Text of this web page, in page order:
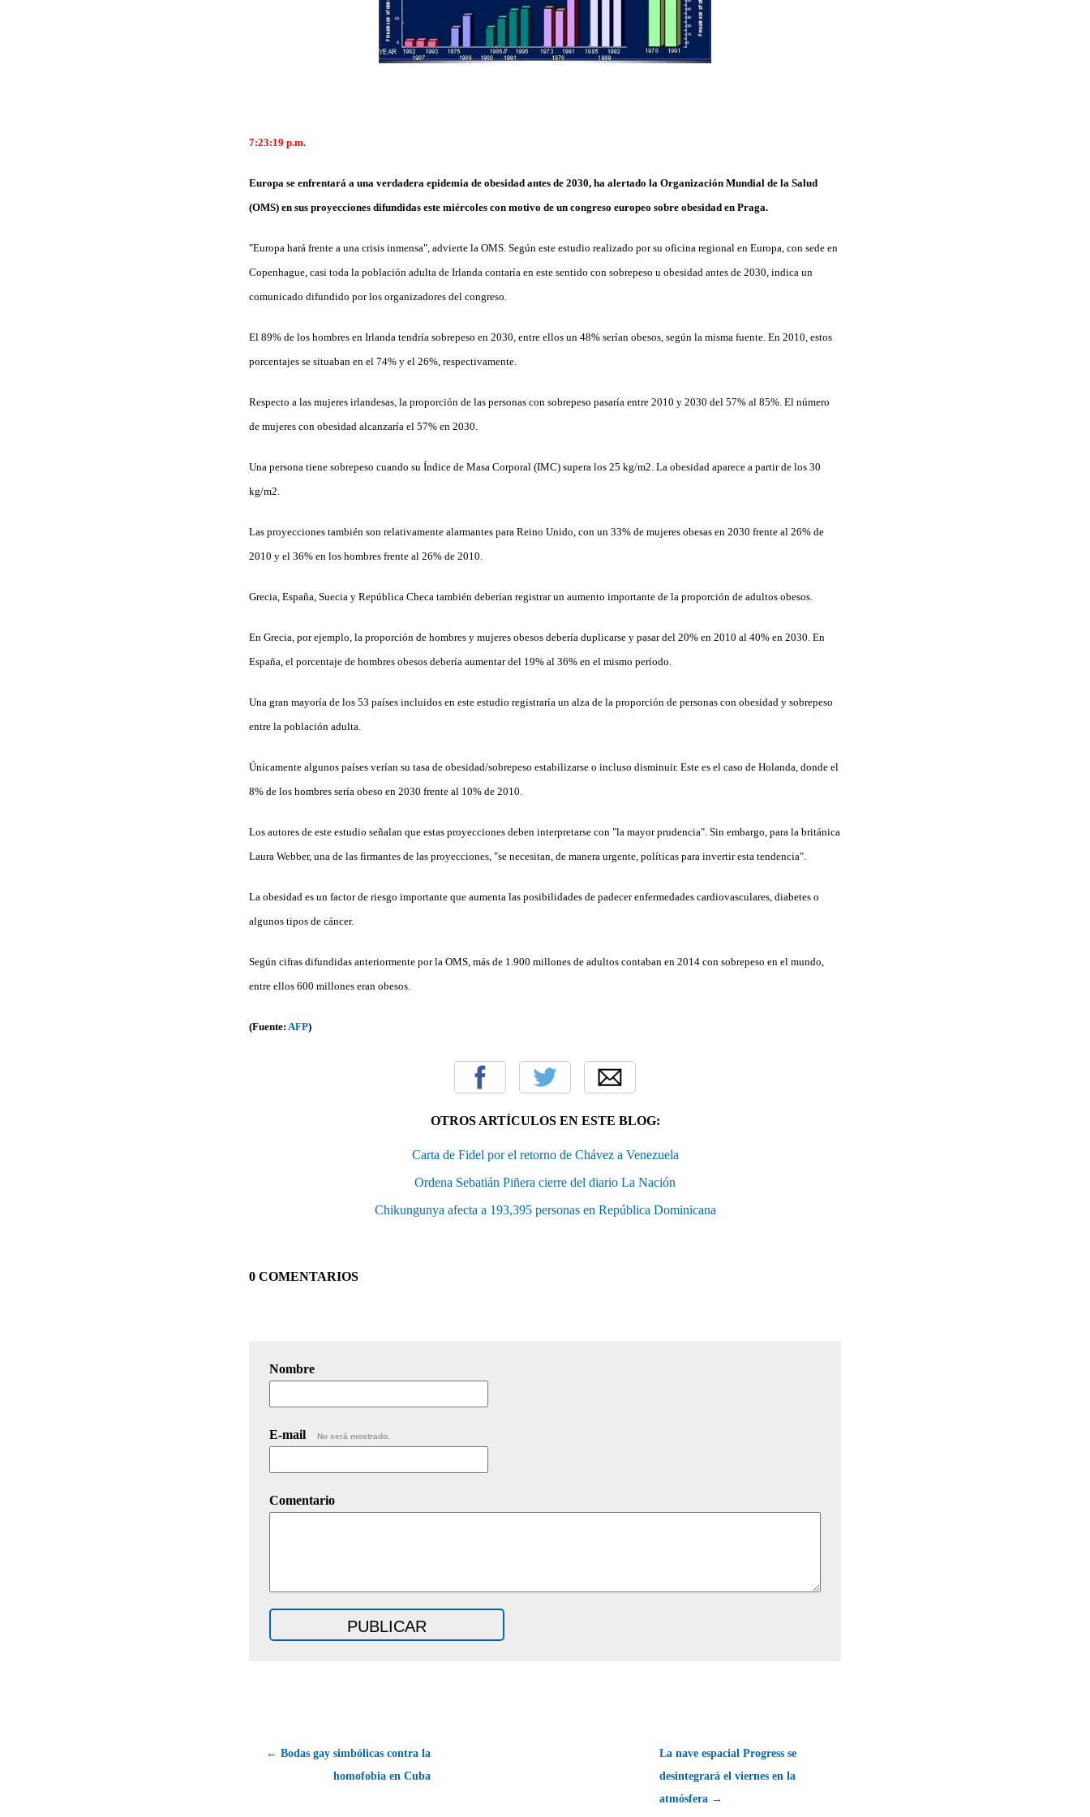
7:23:19 p.m.
Europa se enfrentará a una verdadera epidemia de obesidad antes de 2030, ha alertado la Organización Mundial de la Salud
(OMS) en sus proyecciones difundidas este miércoles con motivo de un congreso europeo sobre obesidad en Praga.
"Europa hará frente a una crisis inmensa", advierte la OMS. Según este estudio realizado por su oficina regional en Europa, con sede en
Copenhague, casi toda la población adulta de Irlanda contaría en este sentido con sobrepeso u obesidad antes de 2030, indica un
comunicado difundido por los organizadores del congreso.
El 89% de los hombres en Irlanda tendría sobrepeso en 2030, entre ellos un 48% serían obesos, según la misma fuente. En 2010, estos
porcentajes se situaban en el 74% y el 26%, respectivamente.
Respecto a las mujeres irlandesas, la proporción de las personas con sobrepeso pasaría entre 2010 y 2030 del 57% al 85%. El número
de mujeres con obesidad alcanzaría el 57% en 2030.
Una persona tiene sobrepeso cuando su Índice de Masa Corporal (IMC) supera los 25 kg/m2. La obesidad aparece a partir de los 30
kg/m2.
Las proyecciones también son relativamente alarmantes para Reino Unido, con un 33% de mujeres obesas en 2030 frente al 26% de
2010 y el 36% en los hombres frente al 26% de 2010.
Grecia, España, Suecia y República Checa también deberían registrar un aumento importante de la proporción de adultos obesos.
En Grecia, por ejemplo, la proporción de hombres y mujeres obesos debería duplicarse y pasar del 20% en 2010 al 40% en 2030. En
España, el porcentaje de hombres obesos debería aumentar del 19% al 36% en el mismo período.
Una gran mayoría de los 53 países incluidos en este estudio registraría un alza de la proporción de personas con obesidad y sobrepeso
entre la población adulta.
Únicamente algunos países verían su tasa de obesidad/sobrepeso estabilizarse o incluso disminuir. Este es el caso de Holanda, donde el
8% de los hombres sería obeso en 2030 frente al 10% de 2010.
Los autores de este estudio señalan que estas proyecciones deben interpretarse con "la mayor prudencia". Sin embargo, para la británica
Laura Webber, una de las firmantes de las proyecciones, "se necesitan, de manera urgente, políticas para invertir esta tendencia".
La obesidad es un factor de riesgo importante que aumenta las posibilidades de padecer enfermedades cardiovasculares, diabetes o
algunos tipos de cáncer.
Según cifras difundidas anteriormente por la OMS, más de 1.900 millones de adultos contaban en 2014 con sobrepeso en el mundo,
entre ellos 600 millones eran obesos.
(Fuente: AFP)
OTROS ARTÍCULOS EN ESTE BLOG:
Carta de Fidel por el retorno de Chávez a Venezuela
Ordena Sebatián Piñera cierre del diario La Nación
Chikungunya afecta a 193,395 personas en República Dominicana
0 COMENTARIOS
Nombre
E-mail No será mostrado.
Comentario
← Bodas gay simbólicas contra la
homofobia en Cuba
La nave espacial Progress se
desintegrará el viernes en la
atmósfera →